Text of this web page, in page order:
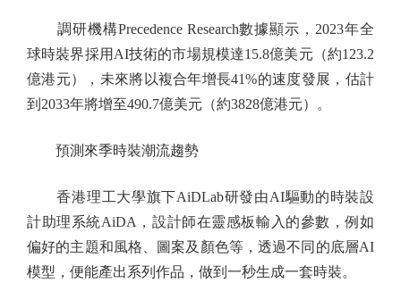
調研機構Precedence Research數據顯示，2023年全
球時裝界採用AI技術的市場規模達15.8億美元（約123.2
億港元），未來將以複合年增長41%的速度發展，估計
到2033年將增至490.7億美元（約3828億港元）。
預測來季時裝潮流趨勢
香港理工大學旗下AiDLab研發由AI驅動的時裝設
計助理系統AiDA，設計師在靈感板輸入的參數，例如
偏好的主題和風格、圖案及顏色等，透過不同的底層AI
模型，便能產出系列作品，做到一秒生成一套時裝。